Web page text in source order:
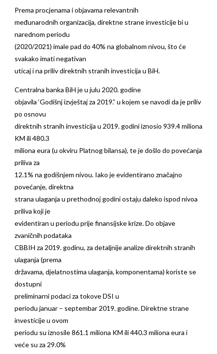
Prema procjenama i objavama relevantnih
međunarodnih organizacija, direktne strane investicije bi u
narednom periodu
(2020/2021) imale pad do 40% na globalnom nivou, što će
svakako imati negativan
uticaj i na priliv direktnih stranih investicija u BiH.
Centralna banka BiH je u julu 2020. godine
objavila ‘Godišnj izvještaj za 2019.” u kojem se navodi da je priliv
po osnovu
direktnih stranih investicija u 2019. godini iznosio 939.4 miliona
KM ili 480.3
miliona eura (u okviru Platnog bilansa), te je došlo do povećanja
priliva za
12.1% na godišnjem nivou. Iako je evidentirano značajno
povećanje, direktna
strana ulaganja u prethodnoj godini ostaju daleko ispod nivoa
priliva koji je
evidentiran u periodu prije finansijske krize. Do objave
zvaničnih podataka
CBBIH za 2019. godinu, za detaljnije analize direktnih stranih
ulaganja (prema
državama, djelatnostima ulaganja, komponentama) koriste se
dostupni
preliminarni podaci za tokove DSI u
periodu januar – septembar 2019. godine. Direktne strane
investicije u ovom
periodu su iznosile 861.1 miliona KM ili 440.3 miliona eura i
veće su za 29.0%